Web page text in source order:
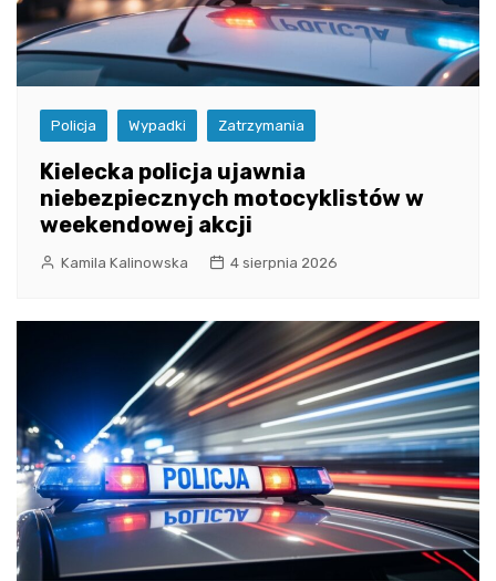
Policja Wypadki Zatrzymania
Kielecka policja ujawnia
niebezpiecznych motocyklistów w
weekendowej akcji
Kamila Kalinowska 4 sierpnia 2026